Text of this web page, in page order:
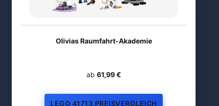
Olivias Raumfahrt-Akademie
ab 61,99 €
LEGO 41713 PREISVERGLEICH